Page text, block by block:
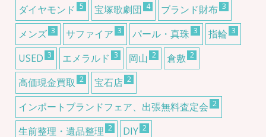
ダイヤモンド 5 宝塚歌劇団 4 ブランド財布 3
メンズ 3 サファイア 3 パール・真珠 3 指輪 3
USED 3 エメラルド 3 岡山 2 倉敷 2
高価現金買取 2 宝石店 2
インポートブランドフェア、出張無料査定会 2
生前整理・遺品整理 2 DIY 2